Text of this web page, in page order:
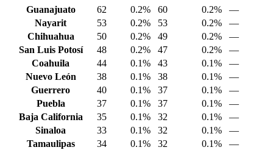
Guanajuato
62 0.2% 60 0.2%
—
Nayarit
53 0.2% 53 0.2%
—
Chihuahua
50 0.2% 49 0.2%
—
San Luis Potosí
48 0.2% 47 0.2%
—
Coahuila
44 0.1% 43 0.1%
—
Nuevo León
38 0.1% 38 0.1%
—
Guerrero
40 0.1% 37 0.1%
—
Puebla
37 0.1% 37 0.1%
—
Baja California
35 0.1% 32 0.1%
—
Sinaloa
33 0.1% 32 0.1%
—
Tamaulipas
34 0.1% 32 0.1%
—